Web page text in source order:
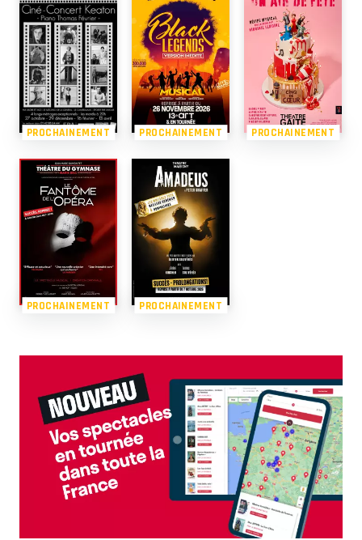
PROCHAINEMENT PROCHAINEMENT PROCHAINEMENT
PROCHAINEMENT PROCHAINEMENT